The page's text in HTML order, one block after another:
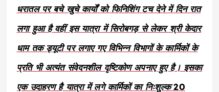
धरातल पर बचे खुचे कार्यों को फिनिशिंग टच देने में दिन रात
लगा हुआ है वहीं इस यात्रा में सिरोबगड़ से लेकर श्री केदार
धाम तक ड्यूटी पर लगाए गए विभिन्न विभागों के कार्मिकों के
प्रति भी अत्यंत संवेदनशील दृष्टिकोण अपनाए हुए है। इसका
एक उदाहरण है यात्रा में लगे कार्मिकों का निःशुल्क 20